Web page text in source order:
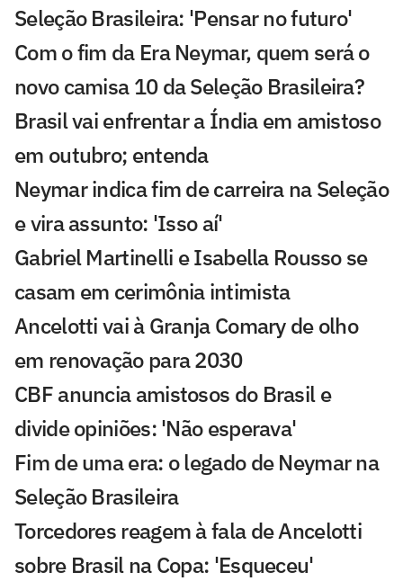
Seleção Brasileira: 'Pensar no futuro'
Com o fim da Era Neymar, quem será o
novo camisa 10 da Seleção Brasileira?
Brasil vai enfrentar a Índia em amistoso
em outubro; entenda
Neymar indica fim de carreira na Seleção
e vira assunto: 'Isso aí'
Gabriel Martinelli e Isabella Rousso se
casam em cerimônia intimista
Ancelotti vai à Granja Comary de olho
em renovação para 2030
CBF anuncia amistosos do Brasil e
divide opiniões: 'Não esperava'
Fim de uma era: o legado de Neymar na
Seleção Brasileira
Torcedores reagem à fala de Ancelotti
sobre Brasil na Copa: 'Esqueceu'